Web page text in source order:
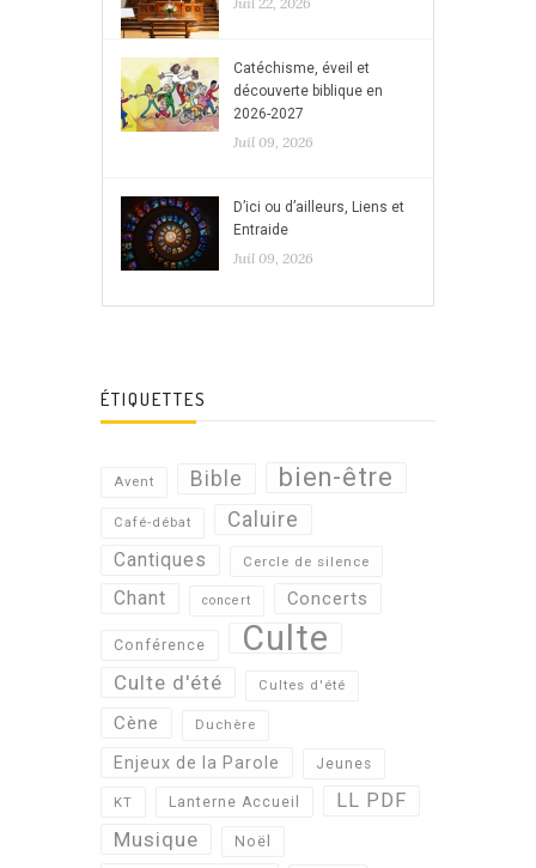
Catéchisme, éveil et
découverte biblique en
2026-2027
Juil 09, 2026
D’ici ou d’ailleurs, Liens et
Entraide
Juil 09, 2026
ÉTIQUETTES
Avent Bible bien-être
Café-débat Caluire
Cantiques Cercle de silence
Chant concert Concerts
Conférence Culte
Culte d'été Cultes d'été
Cène Duchère
Enjeux de la Parole Jeunes
KT Lanterne Accueil LL PDF
Musique Noël